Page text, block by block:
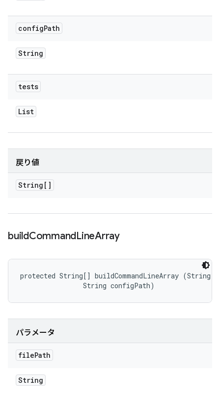
configPath
String
tests
List
戻り値
String[]
buildCommandLineArray
protected String[] buildCommandLineArray
                String configPath)
パラメータ
filePath
String